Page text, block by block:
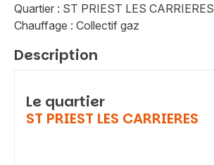
Quartier : ST PRIEST LES CARRIERES
Chauffage : Collectif gaz
Description
Le quartier
ST PRIEST LES CARRIERES